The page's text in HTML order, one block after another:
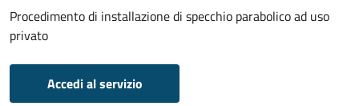
Procedimento di installazione di specchio parabolico ad uso
privato
Accedi al servizio